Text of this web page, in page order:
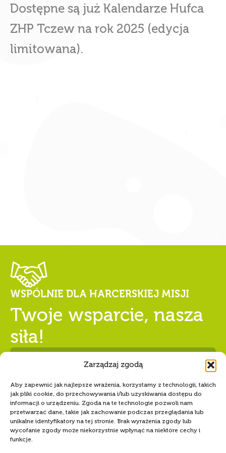
jak pliki cookie, do przechowywania i/lub uzyskiwania dostępu do
przetwarzać dane, takie jak zachowanie podczas przeglądania lub
unikalne identyfikatory na tej stronie. Brak wyrażenia zgody lub
wycofanie zgody może niekorzystnie wpłynąć na niektóre cechy i
funkcje.
Dostępne są już Kalendarze Hufca
ZHP Tczew na rok 2025 (edycja
limitowana).
WSPÓLNIE DLA HARCERSKIEJ MISJI
Twoje wsparcie, nasza
siła!
Numer konta Hufca ZHP Tczew
8589